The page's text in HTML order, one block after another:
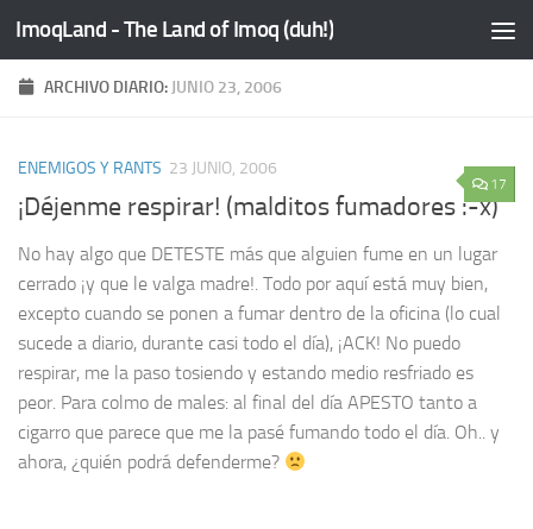
Saltar al contenido
ImoqLand - The Land of Imoq (duh!)
ARCHIVO DIARIO: JUNIO 23, 2006
17
ENEMIGOS Y RANTS 23 JUNIO, 2006
¡Déjenme respirar! (malditos fumadores :-x)
No hay algo que DETESTE más que alguien fume en un lugar
cerrado ¡y que le valga madre!. Todo por aquí está muy bien,
excepto cuando se ponen a fumar dentro de la oficina (lo cual
sucede a diario, durante casi todo el día), ¡ACK! No puedo
respirar, me la paso tosiendo y estando medio resfriado es
peor. Para colmo de males: al final del día APESTO tanto a
cigarro que parece que me la pasé fumando todo el día. Oh.. y
ahora, ¿quién podrá defenderme?